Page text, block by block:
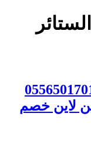
تنظيف ستائر بالرياض 0556501701
لاين خصم